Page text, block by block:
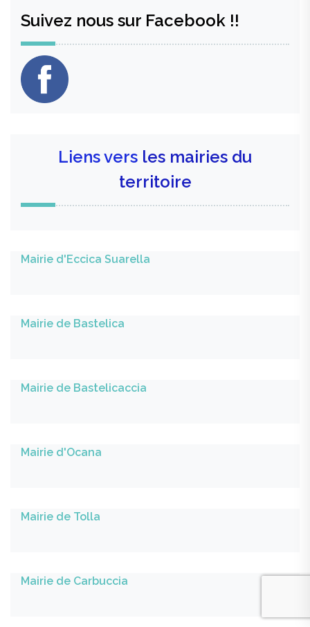
Suivez nous sur Facebook !!
Liens vers les mairies du
territoire
Mairie d'Eccica Suarella
Mairie de Bastelica
Mairie de Bastelicaccia
Mairie d'Ocana
Mairie de Tolla
Mairie de Carbuccia